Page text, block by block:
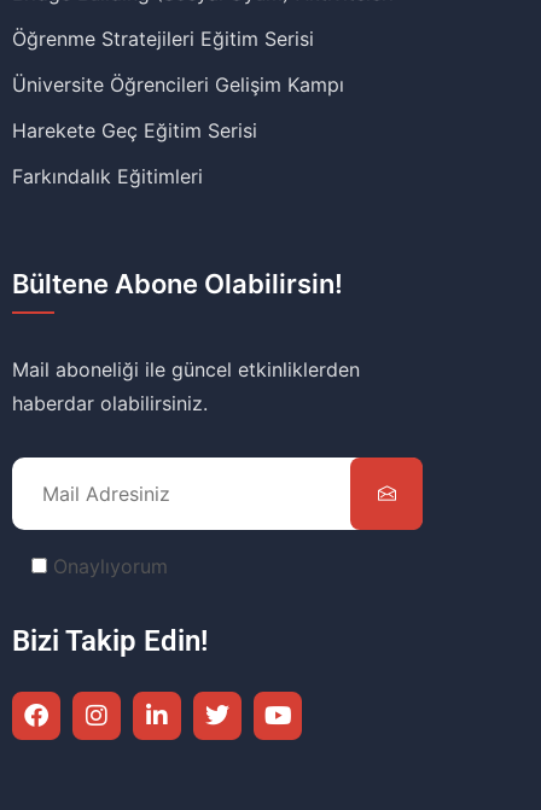
Öğrenme Stratejileri Eğitim Serisi
Üniversite Öğrencileri Gelişim Kampı
Harekete Geç Eğitim Serisi
Farkındalık Eğitimleri
Bültene Abone Olabilirsin!
Mail aboneliği ile güncel etkinliklerden
haberdar olabilirsiniz.
Onaylıyorum
Bizi Takip Edin!